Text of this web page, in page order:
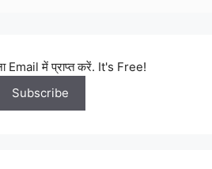
Email में प्राप्त करें. It's Free!